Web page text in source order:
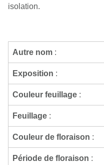
isolation.
Autre nom :
Exposition :
Couleur feuillage :
Feuillage :
Couleur de floraison :
Période de floraison :